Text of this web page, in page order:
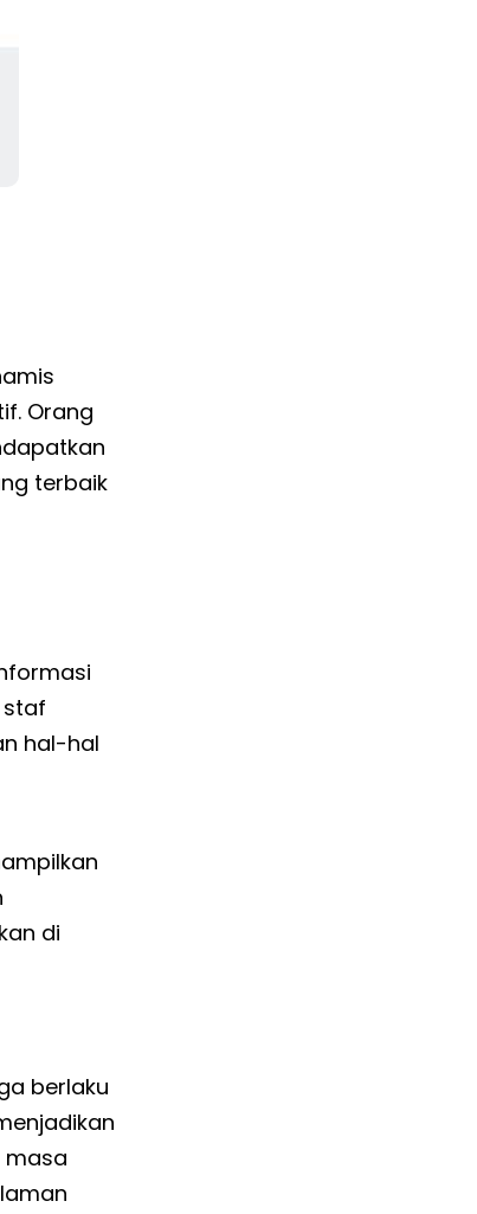
Orang
terbaik
staf
hal-hal
di
berlaku
masa